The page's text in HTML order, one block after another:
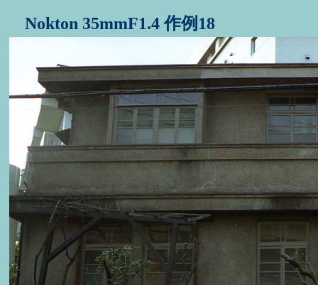
Nokton 35mmF1.4 作例18